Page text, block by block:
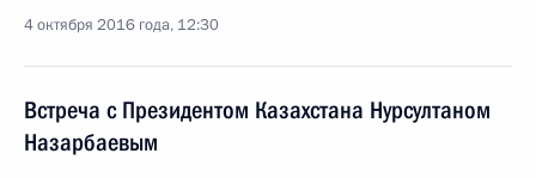
4 октября 2016 года, 12:30
Встреча с Президентом Казахстана Нурсултаном
Назарбаевым